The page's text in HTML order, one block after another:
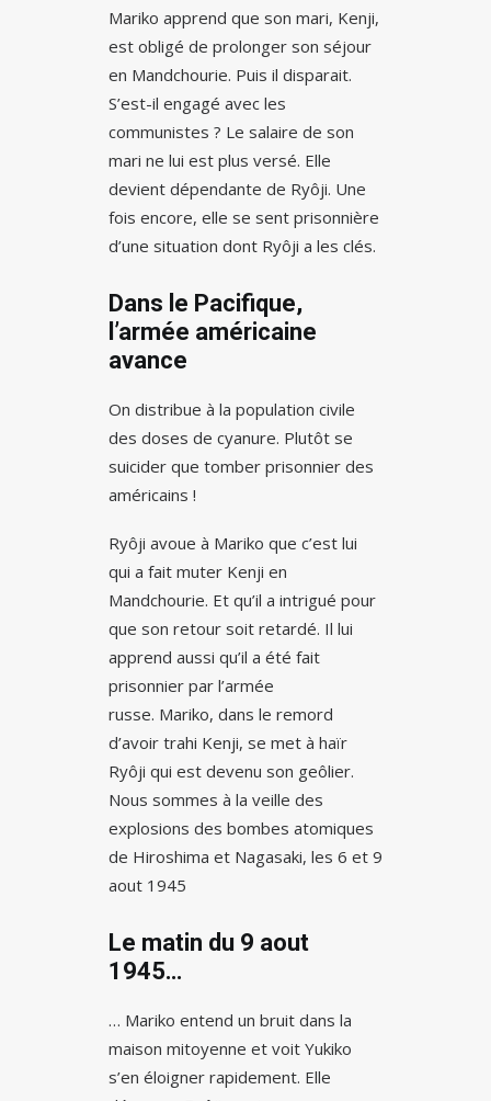
Mariko apprend que son mari, Kenji,
est obligé de prolonger son séjour
en Mandchourie. Puis il disparait.
S’est-il engagé avec les
communistes ? Le salaire de son
mari ne lui est plus versé. Elle
devient dépendante de Ryôji. Une
fois encore, elle se sent prisonnière
d’une situation dont Ryôji a les clés.
Dans le Pacifique,
l’armée américaine
avance
On distribue à la population civile
des doses de cyanure. Plutôt se
suicider que tomber prisonnier des
américains !
Ryôji avoue à Mariko que c’est lui
qui a fait muter Kenji en
Mandchourie. Et qu’il a intrigué pour
que son retour soit retardé. Il lui
apprend aussi qu’il a été fait
prisonnier par l’armée
russe. Mariko, dans le remord
d’avoir trahi Kenji, se met à haïr
Ryôji qui est devenu son geôlier.
Nous sommes à la veille des
explosions des bombes atomiques
de Hiroshima et Nagasaki, les 6 et 9
aout 1945
Le matin du 9 aout
1945…
… Mariko entend un bruit dans la
maison mitoyenne et voit Yukiko
s’en éloigner rapidement. Elle